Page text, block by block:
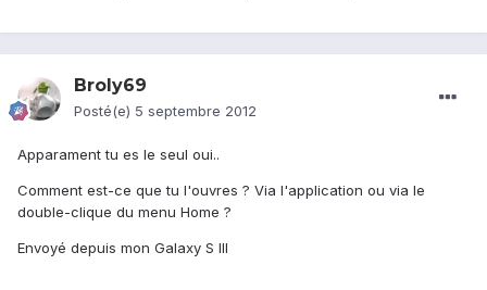
Broly69
Posté(e) 5 septembre 2012
Apparament tu es le seul oui..
Comment est-ce que tu l'ouvres ? Via l'application ou via le
double-clique du menu Home ?
Envoyé depuis mon Galaxy S III